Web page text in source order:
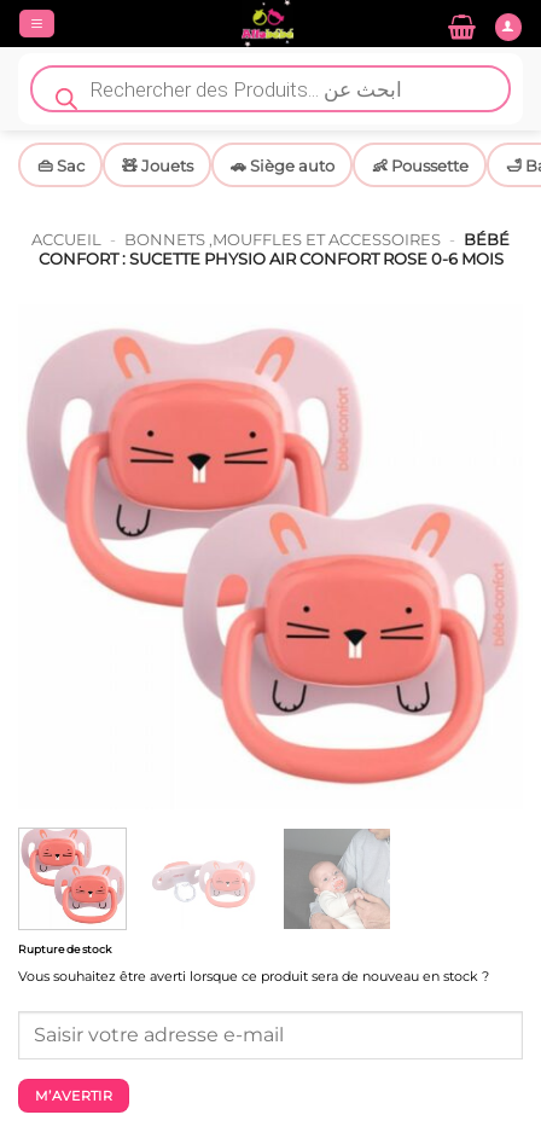
Passer
contenu
Recherche
de
produits
👜 Sac 🧸 Jouets 🚗 Siège auto 👶 Poussette 🛁
ACCUEIL - BONNETS ,MOUFFLES ET ACCESSOIRES - BÉBÉ
CONFORT : SUCETTE PHYSIO AIR CONFORT ROSE 0-6 MOIS
Rupture de stock
Vous souhaitez être averti lorsque ce produit sera de nouveau en stock ?
M’AVERTIR